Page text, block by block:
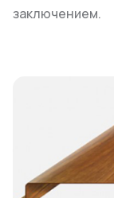
заключением.